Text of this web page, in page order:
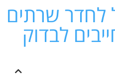
לחדר שרתים
לבדוק